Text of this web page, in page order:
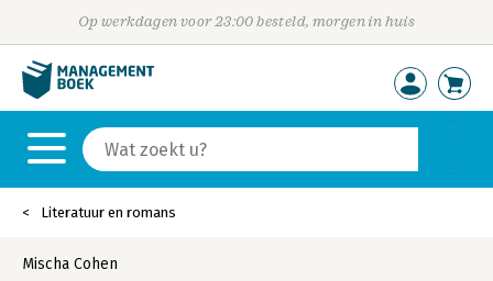
Op werkdagen voor 23:00 besteld, morgen in huis
Literatuur en romans
Mischa Cohen